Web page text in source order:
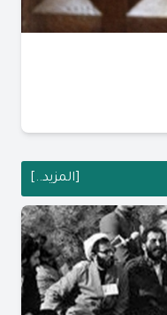
[المزيد..]